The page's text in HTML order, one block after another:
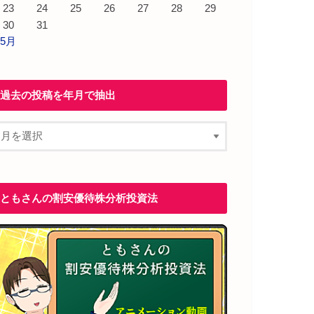
23 24 25 26 27 28
29
30
31
月
過去の投稿を年月で抽出
ともさんの割安優待株分析投資法